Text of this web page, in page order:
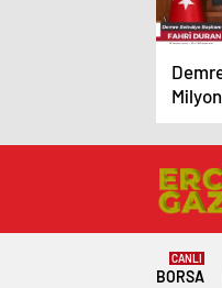
BORSA
CANLI